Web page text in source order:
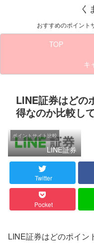
く
おすすめのポイント
TOP
キ
LINE証券はどの
得なのか比較し
ポイントサイト比較
LINE証券
Twitter
Pocket
LINE証券はどのポイン